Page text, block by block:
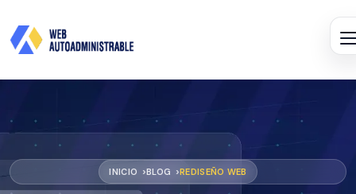
INICIO BLOG REDISEÑO WEB